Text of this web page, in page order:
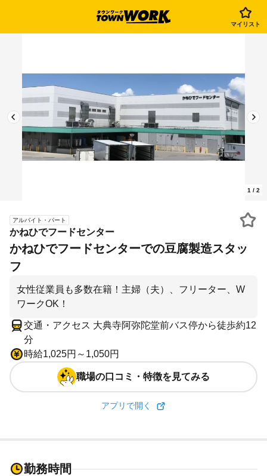
マイリスト
1 / 2
アルバイト・パート
かねひでフードセンター
かねひでフードセンターでの豆腐製造スタッ
フ
女性従業員も多数在籍！主婦（夫）、フリーター、W
ワークOK！
交通・アクセス 大典寺阿弥陀堂前バス停から徒歩約12
分
時給1,025円～1,050円
職場の口コミ・特徴を見てみる
アプリで開く
勤務時間